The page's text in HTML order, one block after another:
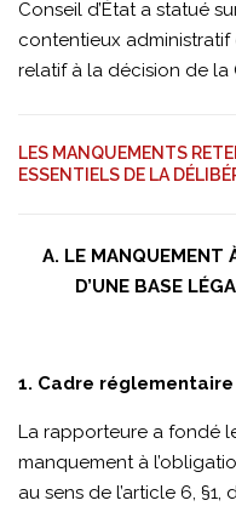
Conseil d’État a statué
contentieux
relatif à la décision de la
LES MANQUEMENTS
ESSENTIELS DE LA
A. LE MANQUEMENT
D’UNE BASE
1. Cadre
La rapporteure a fondé
manquement à
au sens de l’article 6,